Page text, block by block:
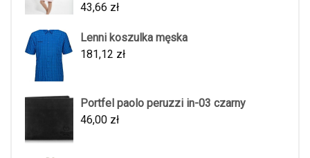
43,66 zł
Lenni koszulka męska
181,12 zł
Portfel paolo peruzzi in-03 czarny
46,00 zł